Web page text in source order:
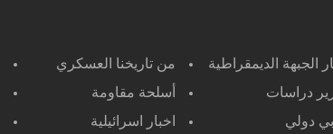
الجبهة الديمقراطية من تاريخنا العسكري
دراسات أسلحة مقاومة
دولي اخبار اسرائيلية